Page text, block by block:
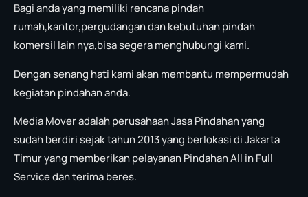
Bagi anda yang memiliki rencana pindah
rumah,kantor,pergudangan dan kebutuhan pindah
komersil lain nya,bisa segera menghubungi kami.
Dengan senang hati kami akan membantu mempermudah
kegiatan pindahan anda.
Media Mover adalah perusahaan Jasa Pindahan yang
sudah berdiri sejak tahun 2013 yang berlokasi di Jakarta
Timur yang memberikan pelayanan Pindahan All in Full
Service dan terima beres.